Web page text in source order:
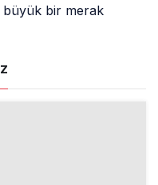
bir merak